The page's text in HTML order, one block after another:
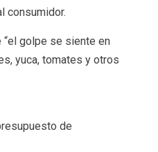
consumidor.
golpe se siente en
yuca, tomates y otros
de